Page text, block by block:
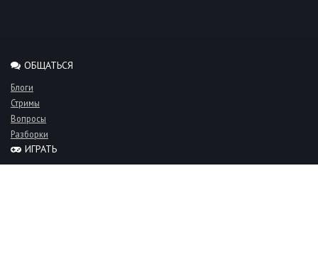
ОБЩАТЬСЯ
Блоги
Стримы
Вопросы
Разборки
ИГРАТЬ